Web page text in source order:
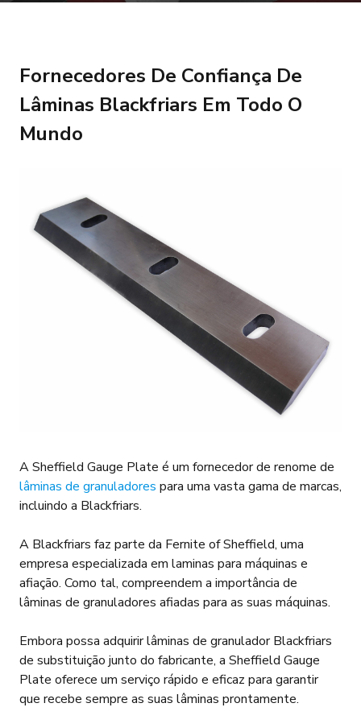
Fornecedores De Confiança De
Lâminas Blackfriars Em Todo O
Mundo
A Sheffield Gauge Plate é um fornecedor de renome de
lâminas de granuladores para uma vasta gama de marcas,
incluindo a Blackfriars.
A Blackfriars faz parte da Fernite of Sheffield, uma
empresa especializada em laminas para máquinas e
afiação. Como tal, compreendem a importância de
lâminas de granuladores afiadas para as suas máquinas.
Embora possa adquirir lâminas de granulador Blackfriars
de substituição junto do fabricante, a Sheffield Gauge
Plate oferece um serviço rápido e eficaz para garantir
que recebe sempre as suas lâminas prontamente.